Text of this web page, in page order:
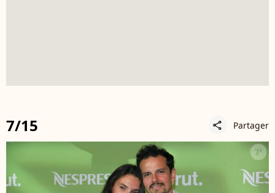
7/15 share Partager